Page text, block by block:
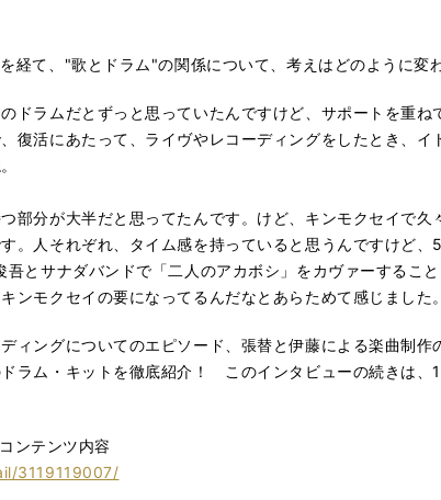
経て、"歌とドラム"の関係について、考えはどのように変
ドラムだとずっと思っていたんですけど、サポートを重ね
復活にあたって、ライヴやレコーディングをしたとき、
部分が大半だと思ってたんです。けど、キンモクセイで久
。人それぞれ、タイム感を持っていると思うんですけど
とサナダバンドで「二人のアカボシ」をカヴァーするこ
ンモクセイの要になってるんだなとあらためて感じました。
ィングについてのエピソード、張替と伊藤による楽曲制
ラム・キットを徹底紹介！ このインタビューの続きは、
ンテンツ内容
3119119007/